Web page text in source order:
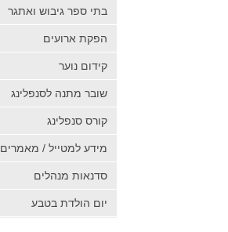
בתי ספר גיבוש ואתגר
הפקת ארועים
קידום נוער
שובר מתנה לסנפלינג
קורס סנפלינג
מידע למטייל / מאמרים
סדנאות מנהלים
יום הולדת בטבע